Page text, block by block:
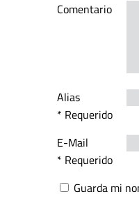
Comentario
Alias
* Requerido
E-Mail
* Requerido
Guarda mi